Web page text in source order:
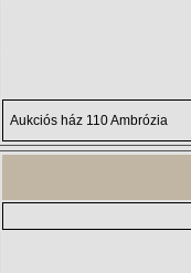
Aukciós ház 110 Ambrózia